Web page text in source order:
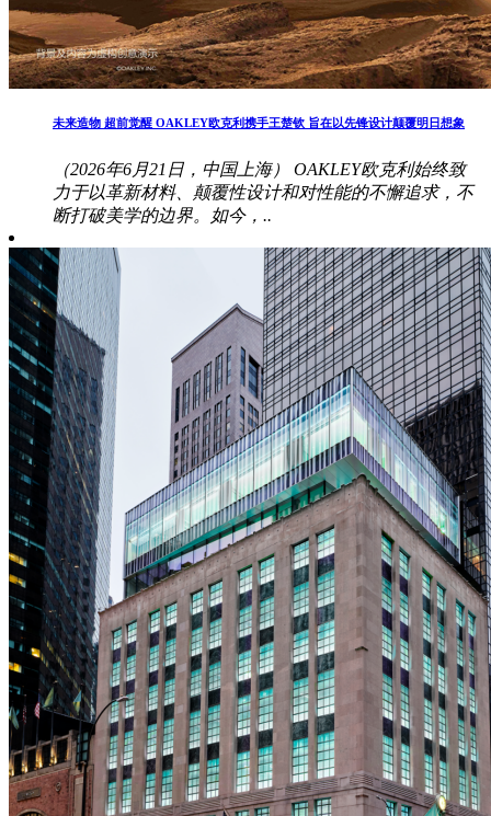
未来造物 超前觉醒 OAKLEY欧克利携手王楚钦 旨在以先锋设计颠覆明日想象
（2026年6月21日，中国上海） OAKLEY欧克利始终致
力于以革新材料、颠覆性设计和对性能的不懈追求，不
断打破美学的边界。如今，..